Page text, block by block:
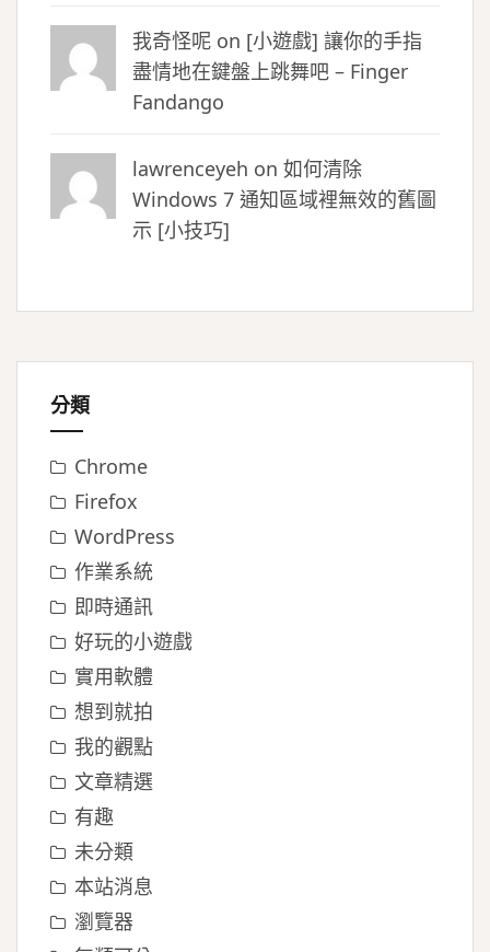
我奇怪呢 on [小遊戲] 讓你的手指
盡情地在鍵盤上跳舞吧 – Finger
Fandango
lawrenceyeh on 如何清除
Windows 7 通知區域裡無效的舊圖
示 [小技巧]
分類
Chrome
Firefox
WordPress
作業系統
即時通訊
好玩的小遊戲
實用軟體
想到就拍
我的觀點
文章精選
有趣
未分類
本站消息
瀏覽器